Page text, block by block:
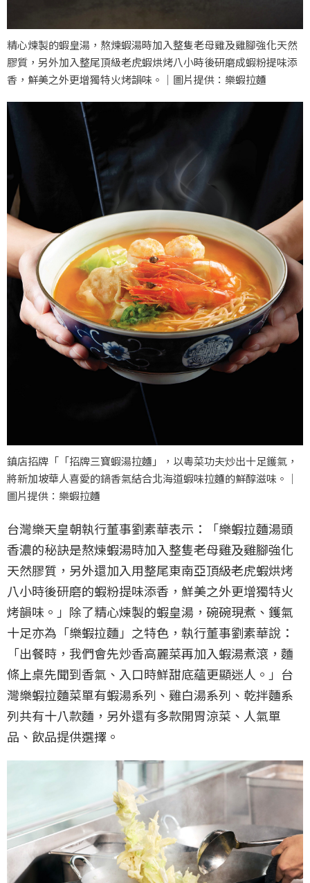
精心煉製的蝦皇湯，熬煉蝦湯時加入整隻老母雞及雞腳強化天然
膠質，另外加入整尾頂級老虎蝦烘烤八小時後研磨成蝦粉提味添
香，鮮美之外更增獨特火烤韻味。｜圖片提供：樂蝦拉麵
鎮店招牌「「招牌三寶蝦湯拉麵」，以粵菜功夫炒出十足鑊氣，
將新加坡華人喜愛的鍋香氣結合北海道蝦味拉麵的鮮醇滋味。｜
圖片提供：樂蝦拉麵
台灣樂天皇朝執行董事劉素華表示：「樂蝦拉麵湯頭
香濃的秘訣是熬煉蝦湯時加入整隻老母雞及雞腳強化
天然膠質，另外還加入用整尾東南亞頂級老虎蝦烘烤
八小時後研磨的蝦粉提味添香，鮮美之外更增獨特火
烤韻味。」除了精心煉製的蝦皇湯，碗碗現煮、鑊氣
十足亦為「樂蝦拉麵」之特色，執行董事劉素華說：
「出餐時，我們會先炒香高麗菜再加入蝦湯煮滾，麵
條上桌先聞到香氣、入口時鮮甜底蘊更顯迷人。」台
灣樂蝦拉麵菜單有蝦湯系列、雞白湯系列、乾拌麵系
列共有十八款麵，另外還有多款開胃涼菜、人氣單
品、飲品提供選擇。